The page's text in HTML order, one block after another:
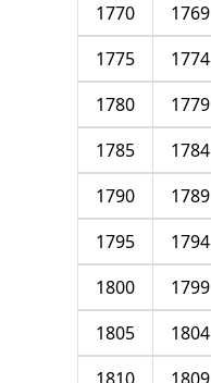
1769
1770
1774
1775
1779
1780
1784
1785
1789
1790
1794
1795
1799
1800
1804
1805